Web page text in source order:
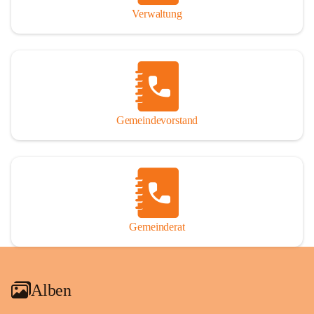
Verwaltung
Gemeindevorstand
Gemeinderat
Alben